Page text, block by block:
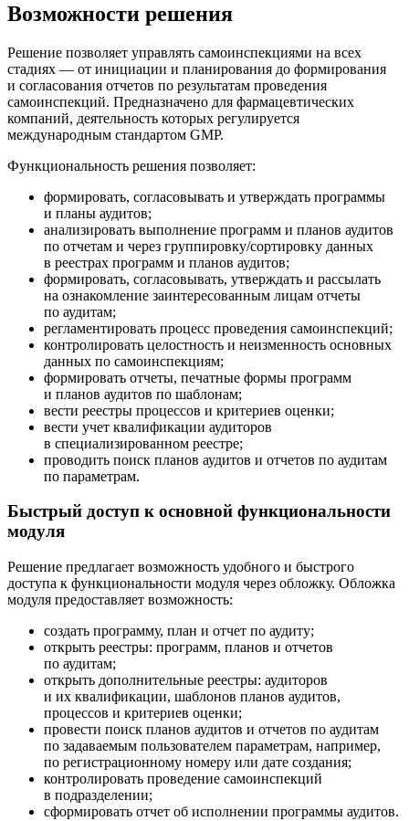
Возможности решения
Решение позволяет управлять самоинспекциями на всех
стадиях — от инициации и планирования до формирования
и согласования отчетов по результатам проведения
самоинспекций. Предназначено для фармацевтических
компаний, деятельность которых регулируется
международным стандартом GMP.
Функциональность решения позволяет:
формировать, согласовывать и утверждать программы
и планы аудитов;
анализировать выполнение программ и планов аудитов
по отчетам и через группировку/сортировку данных
в реестрах программ и планов аудитов;
формировать, согласовывать, утверждать и рассылать
на ознакомление заинтересованным лицам отчеты
по аудитам;
регламентировать процесс проведения самоинспекций;
контролировать целостность и неизменность основных
данных по самоинспекциям;
формировать отчеты, печатные формы программ
и планов аудитов по шаблонам;
вести реестры процессов и критериев оценки;
вести учет квалификации аудиторов
в специализированном реестре;
проводить поиск планов аудитов и отчетов по аудитам
по параметрам.
Быстрый доступ к основной функциональности
модуля
Решение предлагает возможность удобного и быстрого
доступа к функциональности модуля через обложку. Обложка
модуля предоставляет возможность:
создать программу, план и отчет по аудиту;
открыть реестры: программ, планов и отчетов
по аудитам;
открыть дополнительные реестры: аудиторов
и их квалификации, шаблонов планов аудитов,
процессов и критериев оценки;
провести поиск планов аудитов и отчетов по аудитам
по задаваемым пользователем параметрам, например,
по регистрационному номеру или дате создания;
контролировать проведение самоинспекций
в подразделении;
сформировать отчет об исполнении программы аудитов.